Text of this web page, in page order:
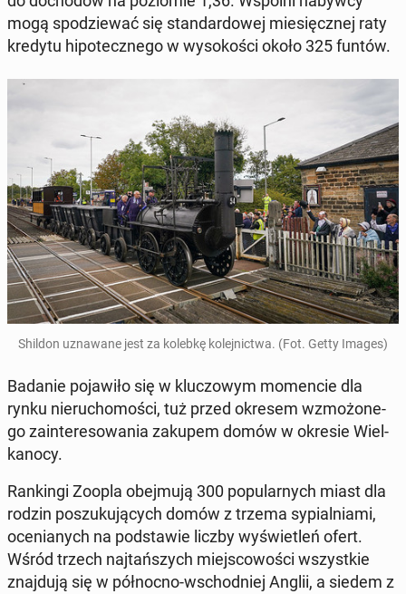
mogą spo­dzie­wać się stan­dar­do­wej mie­sięcz­nej raty
kredytu hi­po­tecz­ne­go w wy­so­ko­ści około 325 funtów.
Shildon uzna­wa­ne jest za kolebkę ko­lej­nic­twa. (Fot. Getty Images)
Badanie po­ja­wi­ło się w klu­czo­wym mo­men­cie dla
rynku nie­ru­cho­mo­ści, tuż przed okresem wzmo­żo­ne­
go za­in­te­re­so­wa­nia zakupem domów w okresie Wiel­
ka­no­cy.
Ran­kin­gi Zoopla obej­mu­ją 300 po­pu­lar­nych miast dla
rodzin po­szu­ku­ją­cych domów z trzema sy­pial­nia­mi,
oce­nia­nych na pod­sta­wie liczby wy­świe­tleń ofert.
Wśród trzech naj­tań­szych miej­sco­wo­ści wszyst­kie
znaj­du­ją się w pół­noc­no-wschod­niej Anglii, a siedem z